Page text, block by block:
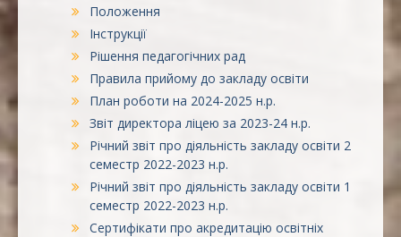
Положення
Інструкції
Рішення педагогічних рад
Правила прийому до закладу освіти
План роботи на 2024-2025 н.р.
Звіт директора ліцею за 2023-24 н.р.
Річний звіт про діяльність закладу освіти 2
семестр 2022-2023 н.р.
Річний звіт про діяльність закладу освіти 1
семестр 2022-2023 н.р.
Сертифікати про акредитацію освітніх